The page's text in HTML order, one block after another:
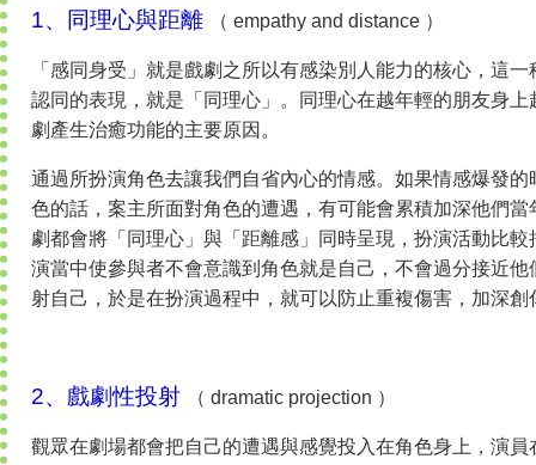
1、同理心與距離 （ empathy and distance ）
「感同身受」就是戲劇之所以有感染別人能力的核心，這
認同的表現，就是「同理心」。同理心在越年輕的朋友身
劇產生治癒功能的主要原因。
通過所扮演角色去讓我們自省內心的情感。如果情感爆發
色的話，案主所面對角色的遭遇，有可能會累積加深他們
劇都會將「同理心」與「距離感」同時呈現，扮演活動比
演當中使參與者不會意識到角色就是自己，不會過分接近
射自己，於是在扮演過程中，就可以防止重複傷害，加深創
2、戲劇性投射 （ dramatic projection ）
觀眾在劇場都會把自己的遭遇與感覺投入在角色身上，演